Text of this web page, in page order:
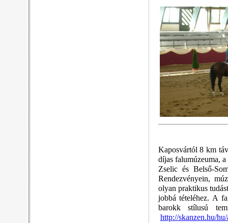
Kaposvártól 8 km
díjas falumúzeuma, a
Zselic és Belső-
Rendezvényein,
olyan praktikus
jobbá tételéhez. A
barokk stílusú
http://skanzen.hu/